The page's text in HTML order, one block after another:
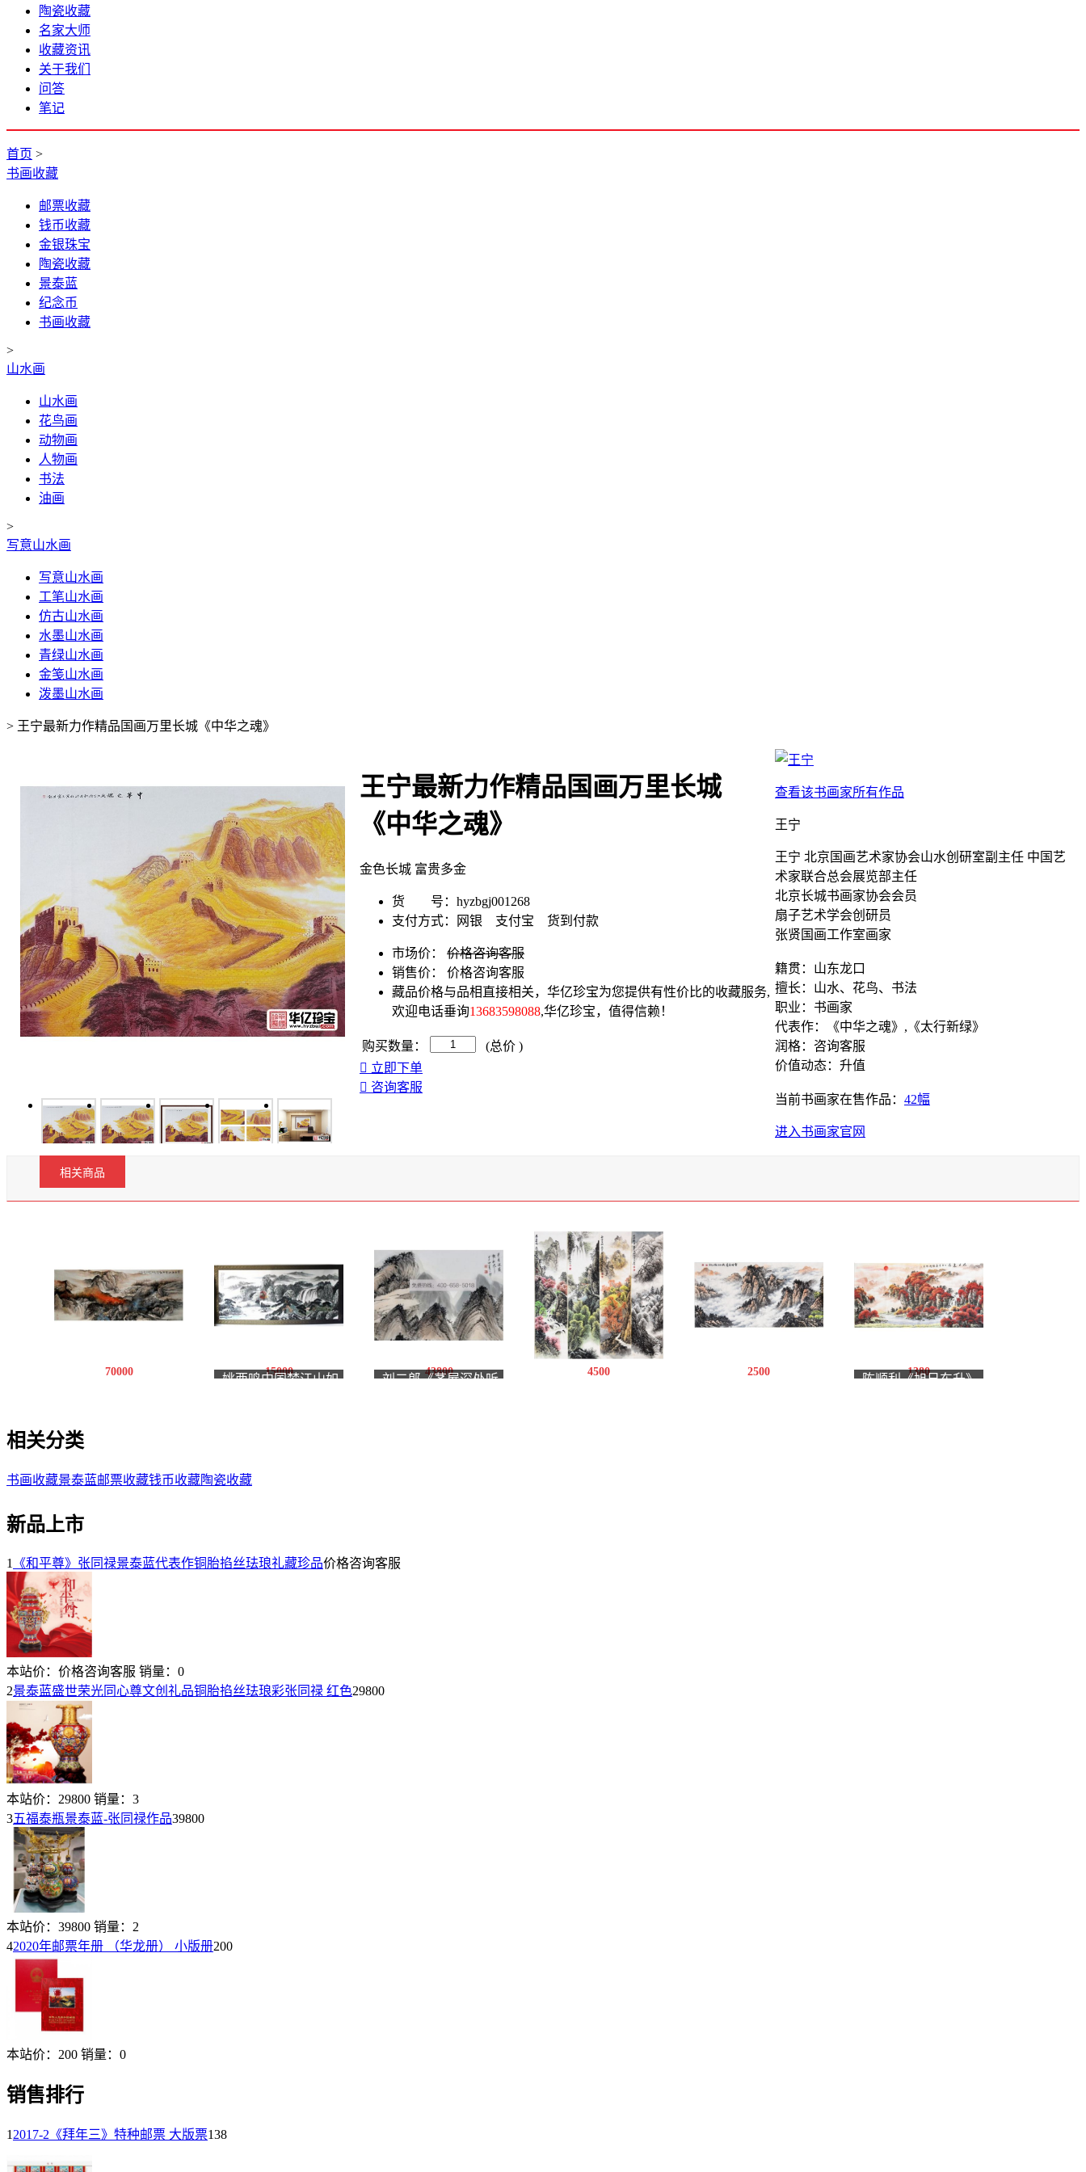
陶瓷收藏
名家大师
收藏资讯
关于我们
问答
笔记
首页 >
书画收藏
邮票收藏
钱币收藏
金银珠宝
陶瓷收藏
景泰蓝
纪念币
书画收藏
>
山水画
山水画
花鸟画
动物画
人物画
书法
油画
>
写意山水画
写意山水画
工笔山水画
仿古山水画
水墨山水画
青绿山水画
金笺山水画
泼墨山水画
> 王宁最新力作精品国画万里长城《中华之魂》
王宁最新力作精品国画万里长城
《中华之魂》
金色长城 富贵多金
货 号： hyzbgj001268
支付方式：
网银 支付宝 货到付款
市场价：
价格咨询客服
销售价：
价格咨询客服
藏品价格与品相直接相关，华亿珍宝为您提供有性价比的收藏服务,
欢迎电话垂询13683598088,华亿珍宝，值得信赖！
购买数量： (总价 )
立即下单
咨询客服
查看该书画家所有作品
王宁
王宁 北京国画艺术家协会山水创研室副主任 中国艺
术家联合总会展览部主任
北京长城书画家协会会员
扇子艺术学会创研员
张贤国画工作室画家
籍贯：山东龙口
擅长：山水、花鸟、书法
职业：书画家
代表作：《中华之魂》,《太行新绿》
润格：咨询客服
价值动态：升值
当前书画家在售作品： 42幅
进入书画家官网
相关商品
70000
姚西鸣中国梦江山如
15000
刘二郎《茅屋深处听
43800 4500 2500
陈顺利《旭日东升》
1380
相关分类
书画收藏景泰蓝邮票收藏钱币收藏陶瓷收藏
新品上市
1 《和平尊》张同禄景泰蓝代表作铜胎掐丝珐琅礼藏珍品价格咨询客服
本站价： 价格咨询客服 销量： 0
2景泰蓝盛世荣光同心尊文创礼品铜胎掐丝珐琅彩张同禄 红色29800
本站价： 29800 销量： 3
3五福泰瓶景泰蓝-张同禄作品39800
本站价： 39800 销量： 2
42020年邮票年册 （华龙册） 小版册200
本站价： 200 销量： 0
销售排行
1 2017-2《拜年三》特种邮票 大版票138